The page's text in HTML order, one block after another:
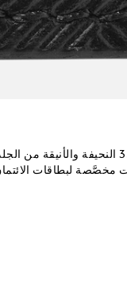
صُنعت محفظة بطاقات مون بلان إكستريم 3.0
بأربع فتحات مخصَّصة لبطاقات